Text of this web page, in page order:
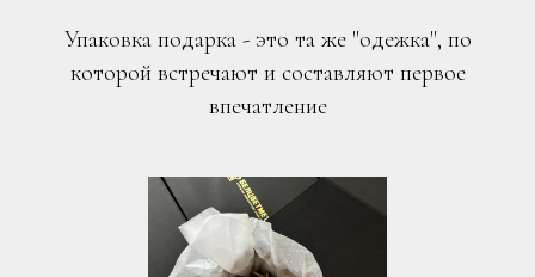
Упаковка подарка - это та же "одежка", по
которой встречают и составляют первое
впечатление